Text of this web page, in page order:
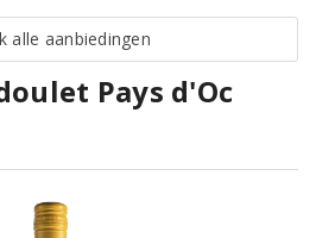
alle aanbiedingen
Pays d'Oc